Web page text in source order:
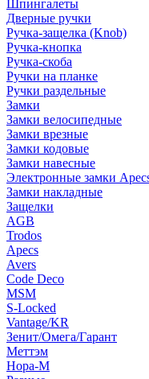
Шпингалеты
Дверные ручки
Ручка-защелка (Knob)
Ручка-кнопка
Ручка-скоба
Ручки на планке
Ручки раздельные
Замки
Замки велосипедные
Замки врезные
Замки кодовые
Замки навесные
Электронные замки
Замки накладные
Защелки
AGB
Trodos
Apecs
Avers
Code Deco
MSM
S-Locked
Vantage/KR
Зенит/Омега/Гарант
Меттэм
Нора-М